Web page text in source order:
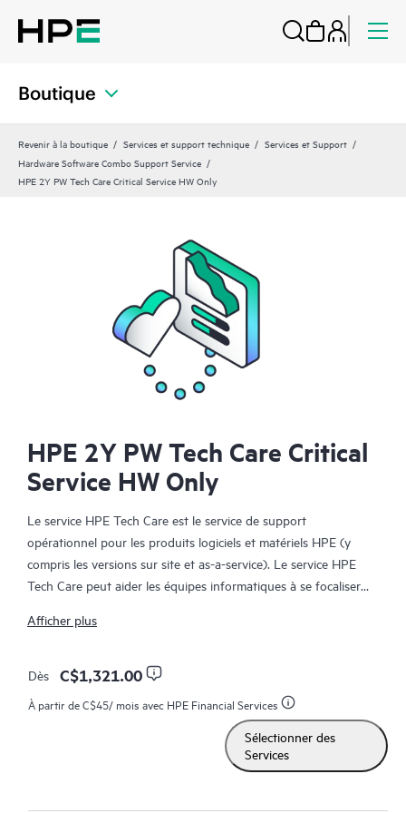
Boutique
Revenir à la boutique Services et support technique
Services et Support
Hardware Software Combo Support Service
HPE 2Y PW Tech Care Critical Service HW Only
HPE 2Y PW Tech Care Critical
Service HW Only
Le service HPE Tech Care est le service de support
opérationnel pour les produits logiciels et matériels HPE (y
compris les versions sur site et as-a-service). Le service HPE
Tech Care peut aider les équipes informatiques à se focaliser
chercher proactivement de meilleures méthodes de travail,
Le service HPE Tech Care établit un accès direct à des
spécialistes produit et fournit des conseils techniques généraux,
qui aideront les Clients à réduire les risques et à trouver des
méthodes de travail plus efficaces. Les Clients du service HPE
Afficher plus
Dès C$1,321.00
À partir deC$45/ mois avec HPE Financial Services
Sélectionner des
Services